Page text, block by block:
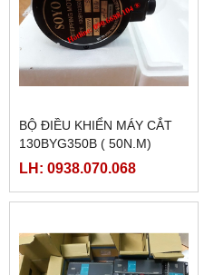
BỘ ĐIỀU KHIỂN MÁY CẮT
130BYG350B ( 50N.M)
LH: 0938.070.068